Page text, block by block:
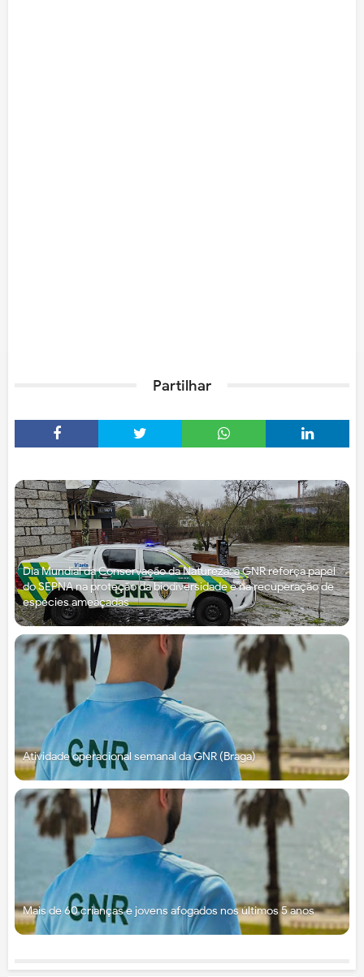
Partilhar
Dia Mundial da Conservação da Natureza: a GNR reforça papel
do SEPNA na proteção da biodiversidade e na recuperação de
espécies ameaçadas
Atividade operacional semanal da GNR (Braga)
Mais de 60 crianças e jovens afogados nos últimos 5 anos